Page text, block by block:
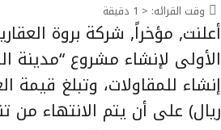
وقت القرائه: < 1 دقيقة
أعلنت, مؤخراً, شركة بروة
الأولى لإنشاء مشروع “مدينة
ريال) على أن يتم الانتهاء